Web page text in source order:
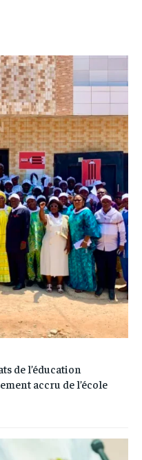
de l’éducation
accru de l’école